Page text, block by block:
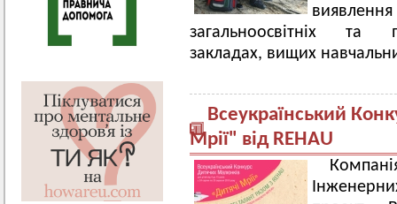
виявлення
загальноосвітніх та
закладах, вищих
Всеукраїнський
Мрії" від REHAU